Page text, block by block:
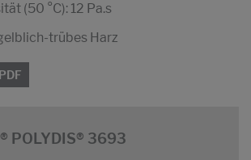
(50 °C): 12 Pa.s
trübes Harz
POLYDIS® 3693